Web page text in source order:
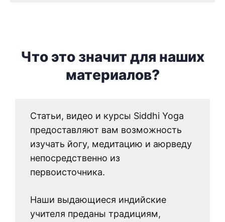
Что это значит для наших
материалов?
Статьи, видео и курсы Siddhi Yoga
предоставляют вам возможность
изучать йогу, медитацию и аюрведу
непосредственно из
первоисточника.
Наши выдающиеся индийские
учителя преданы традициям,